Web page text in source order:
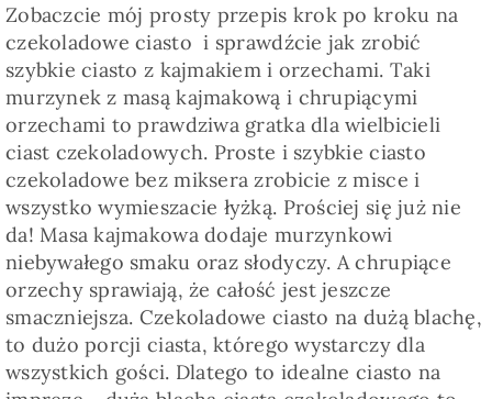
Zobaczcie mój prosty przepis krok po kroku na
czekoladowe ciasto i sprawdźcie jak zrobić
szybkie ciasto z kajmakiem i orzechami. Taki
murzynek z masą kajmakową i chrupiącymi
orzechami to prawdziwa gratka dla wielbicieli
ciast czekoladowych. Proste i szybkie ciasto
czekoladowe bez miksera zrobicie z misce i
wszystko wymieszacie łyżką. Prościej się już nie
da! Masa kajmakowa dodaje murzynkowi
niebywałego smaku oraz słodyczy. A chrupiące
orzechy sprawiają, że całość jest jeszcze
smaczniejsza. Czekoladowe ciasto na dużą blachę,
to dużo porcji ciasta, którego wystarczy dla
wszystkich gości. Dlatego to idealne ciasto na